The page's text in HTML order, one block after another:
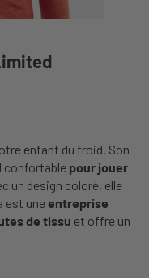
enfant du froid. Son
confortable pour jouer
un design coloré, elle
est uneentreprise
de tissu et offre un